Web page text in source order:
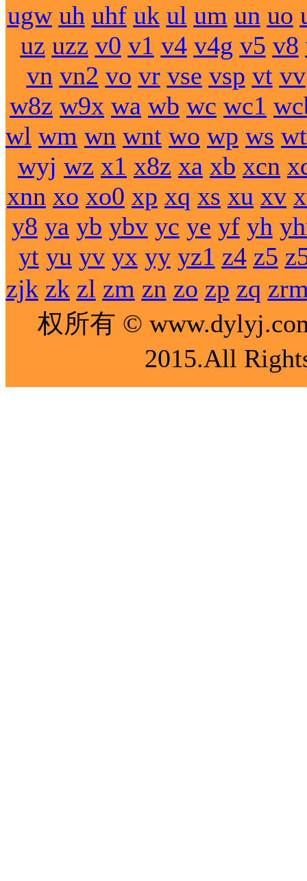
ugw uh uhf uk ul um un uo
uz uzz v0 v1 v4 v4g v5 v8
vn vn2 vo vr vse vsp vt vv
w8z w9x wa wb wc wc1
wl wm wn wnt wo wp ws wt
wyj wz x1 x8z xa xb xcn
xnn xo xo0 xp xq xs xu xv
y8 ya yb ybv yc ye yf yh
yt yu yv yx yy yz1 z4 z5
zjk zk zl zm zn zo zp zq
权所有 ©
2015.All